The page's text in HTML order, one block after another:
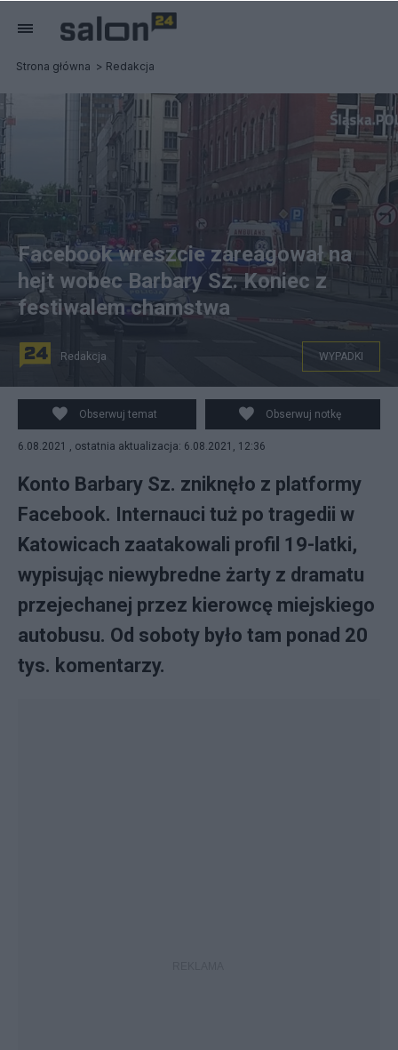
Strona główna Redakcja
Tragedia w Katowicach stanowiła pożywkę dla
internetowych hejterów.
Facebook wreszcie zareagował na
hejt wobec Barbary Sz. Koniec z
festiwalem chamstwa
Redakcja WYPADKI
Obserwuj temat Obserwuj notkę
6.08.2021 , ostatnia aktualizacja: 6.08.2021, 12:36
Konto Barbary Sz. zniknęło z platformy
Facebook. Internauci tuż po tragedii w
Katowicach zaatakowali profil 19-latki,
wypisując niewybredne żarty z dramatu
przejechanej przez kierowcę miejskiego
autobusu. Od soboty było tam ponad 20
tys. komentarzy.